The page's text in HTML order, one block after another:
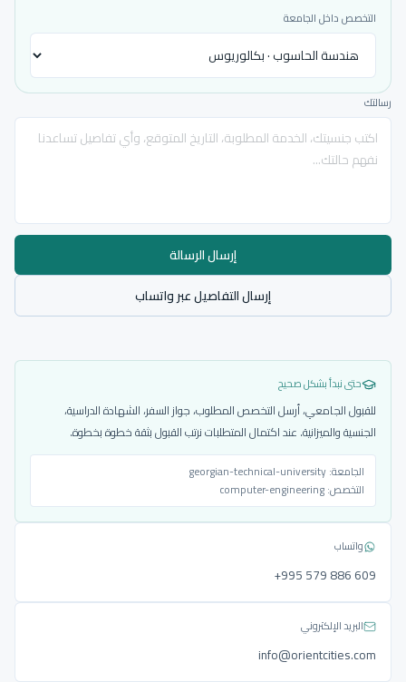
التخصص داخل الجامعة
رسالتك
إرسال الرسالة
إرسال التفاصيل عبر واتساب
حتى نبدأ بشكل صحيح
للقبول الجامعي، أرسل التخصص المطلوب، جواز السفر، الشهادة الدراسية،
الجنسية والميزانية. عند اكتمال المتطلبات نرتب القبول بثقة خطوة بخطوة.
الجامعة:georgian-technical-university
التخصص:computer-engineering
واتساب
‎+995 579 886 609
البريد الإلكتروني
info@orientcities.com